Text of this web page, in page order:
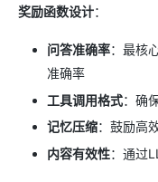
奖励函数设计：
问答准确率：最核
准确率
工具调用格式：确
记忆压缩：鼓励高
内容有效性：通过